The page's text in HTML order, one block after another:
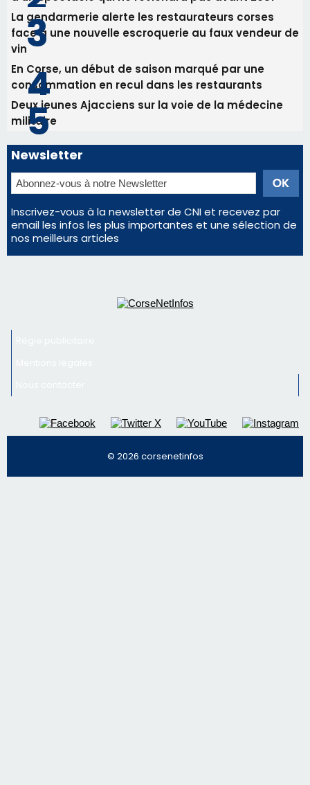
Les plus lus
Satine Nomary est la nouvelle Miss Corse 2026
Éclipse du 12 août : la Corse aux premières loges
d'un spectacle qui ne reviendra pas avant 2081
La gendarmerie alerte les restaurateurs corses
face à une nouvelle escroquerie au faux vendeur de
vin
En Corse, un début de saison marqué par une
consommation en recul dans les restaurants
Deux jeunes Ajacciens sur la voie de la médecine